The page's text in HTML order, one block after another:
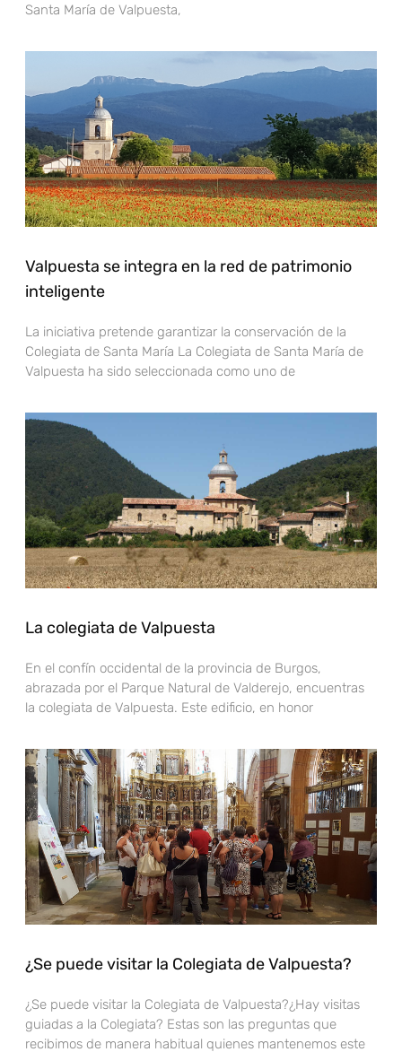
Santa María de Valpuesta,
Valpuesta se integra en la red de patrimonio
inteligente
La iniciativa pretende garantizar la conservación de la
Colegiata de Santa María La Colegiata de Santa María de
Valpuesta ha sido seleccionada como uno de
La colegiata de Valpuesta
En el confín occidental de la provincia de Burgos,
abrazada por el Parque Natural de Valderejo, encuentras
la colegiata de Valpuesta. Este edificio, en honor
¿Se puede visitar la Colegiata de Valpuesta?
¿Se puede visitar la Colegiata de Valpuesta?¿Hay visitas
guiadas a la Colegiata? Estas son las preguntas que
recibimos de manera habitual quienes mantenemos este